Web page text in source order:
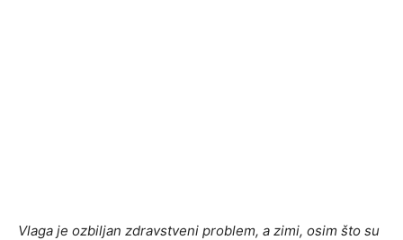
Vlaga je ozbiljan zdravstveni problem, a zimi, osim što su